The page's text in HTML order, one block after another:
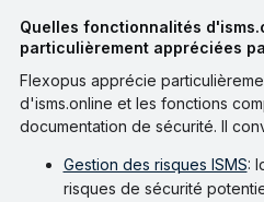
Quelles fonctionnalités d'isms.online sont
particulièrement appréciées
Flexopus apprécie
d'isms.online et les fonctions
documentation de sécurité. Il
Gestion des risques ISMS:
risques de sécurité